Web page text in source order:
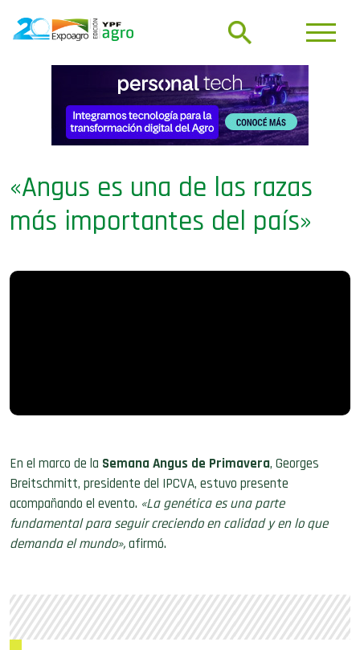
«Angus es una de las razas
más importantes del país»
En el marco de la Semana Angus de Primavera, Georges
Breitschmitt, presidente del IPCVA, estuvo presente
acompañando el evento. «La genética es una parte
fundamental para seguir creciendo en calidad y en lo que
demanda el mundo»,afirmó.